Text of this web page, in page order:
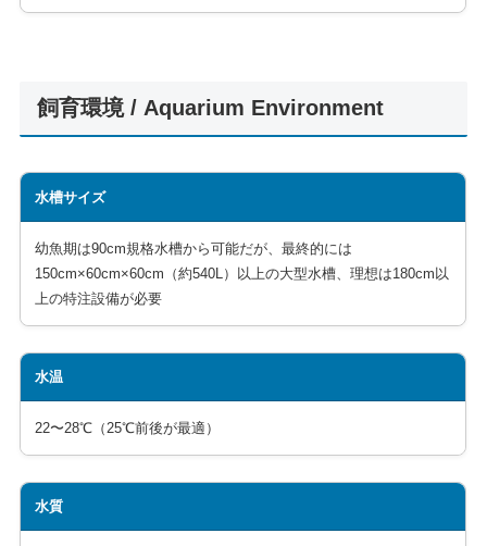
飼育環境 / Aquarium Environment
水槽サイズ
幼魚期は90cm規格水槽から可能だが、最終的には
150cm×60cm×60cm（約540L）以上の大型水槽、理想は180cm以
上の特注設備が必要
水温
22〜28℃（25℃前後が最適）
水質